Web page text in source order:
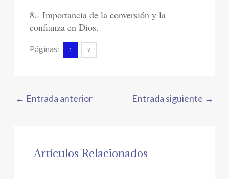
8.- Importancia de la conversión y la
confianza en Dios.
Páginas: 1 2
← Entrada anterior Entrada siguiente →
Artículos Relacionados